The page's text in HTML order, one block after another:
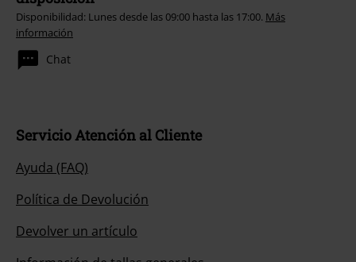
Disponibilidad: Lunes desde las 09:00 hasta las 17:00. Más
información
Chat
Servicio Atención al Cliente
Ayuda (FAQ)
Política de Devolución
Devolver un artículo